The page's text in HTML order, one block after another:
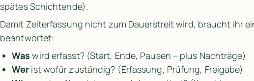
spätes Schichtende).
Damit Zeiterfassung nicht zum Dauerstreit wird, braucht ihr
beantwortet:
Was wird erfasst? (Start, Ende, Pausen – plus Nachträge)
Wer ist wofür zuständig? (Erfassung, Prüfung, Freigabe)